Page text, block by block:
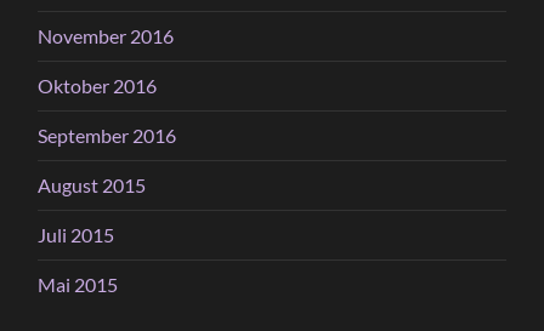
November 2016
Oktober 2016
September 2016
August 2015
Juli 2015
Mai 2015